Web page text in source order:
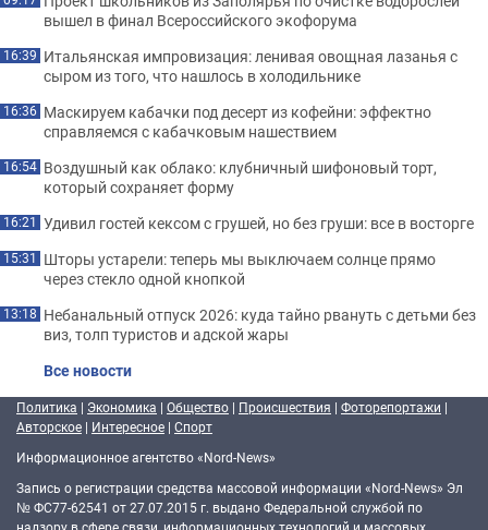
вышел в финал Всероссийского экофорума
16:39 Итальянская импровизация: ленивая овощная лазанья с
сыром из того, что нашлось в холодильнике
16:36 Маскируем кабачки под десерт из кофейни: эффектно
справляемся с кабачковым нашествием
16:54 Воздушный как облако: клубничный шифоновый торт,
который сохраняет форму
16:21 Удивил гостей кексом с грушей, но без груши: все в восторге
15:31 Шторы устарели: теперь мы выключаем солнце прямо
через стекло одной кнопкой
13:18 Небанальный отпуск 2026: куда тайно рвануть с детьми без
виз, толп туристов и адской жары
Все новости
Политика | Экономика | Общество | Происшествия | Фоторепортажи |
Авторское | Интересное | Спорт
Информационное агентство «Nord-News»
Запись о регистрации средства массовой информации «Nord-News» Эл
№ ФС77-62541 от 27.07.2015 г. выдано Федеральной службой по